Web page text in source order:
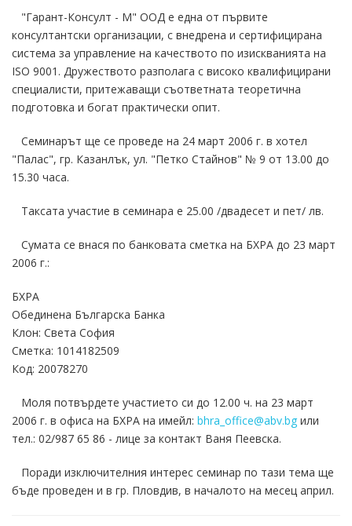
"Гарант-Консулт - М" ООД е една от първите
консултантски организации, с внедрена и сертифицирана
система за управление на качеството по изискванията на
ISO 9001. Дружеството разполага с високо квалифицирани
специалисти, притежаващи съответната теоретична
подготовка и богат практически опит.
Семинарът ще се проведе на 24 март 2006 г. в хотел
"Палас", гр. Казанлък, ул. "Петко Стайнов" № 9 от 13.00 до
15.30 часа.
Таксата участие в семинара е 25.00 /двадесет и пет/ лв.
Сумата се внася по банковата сметка на БХРА до 23 март
2006 г.:
БХРА
Обединена Българска Банка
Клон: Света София
Сметка: 1014182509
Код: 20078270
Моля потвърдете участието си до 12.00 ч. на 23 март
2006 г. в офиса на БХРА на имейл: bhra_office@abv.bg или
тел.: 02/987 65 86 - лице за контакт Ваня Пеевска.
Поради изключителния интерес семинар по тази тема ще
бъде проведен и в гр. Пловдив, в началото на месец април.